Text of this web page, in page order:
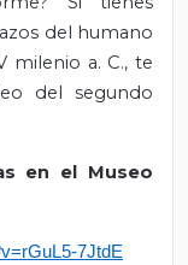
del humano
milenio a. C., te
del segundo
en el Museo
7JtdE